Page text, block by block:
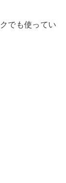
でも使ってい